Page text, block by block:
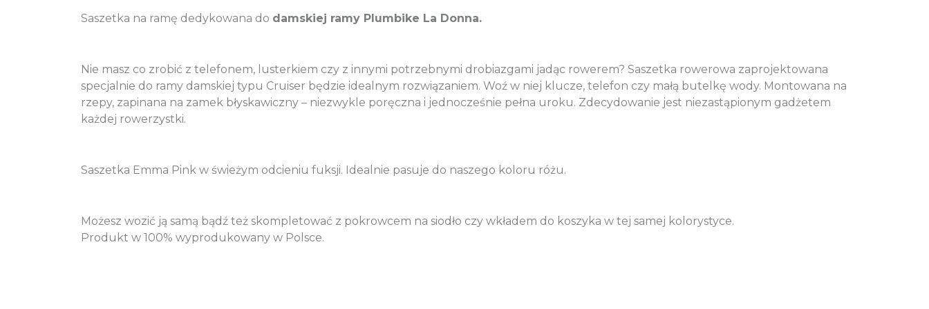
Saszetka na ramę dedykowana do damskiej ramy Plumbike La Donna.
Nie masz co zrobić z telefonem, lusterkiem czy z innymi potrzebnymi drobiazgami jadąc rowerem? Saszetka rowerowa zaprojektowana
specjalnie do ramy damskiej typu Cruiser będzie idealnym rozwiązaniem. Woź w niej klucze, telefon czy małą butelkę wody. Montowana na
rzepy, zapinana na zamek błyskawiczny – niezwykle poręczna i jednocześnie pełna uroku. Zdecydowanie jest niezastąpionym gadżetem
każdej rowerzystki.
Saszetka Emma Pink w świeżym odcieniu fuksji. Idealnie pasuje do naszego koloru różu.
Możesz wozić ją samą bądź też skompletować z pokrowcem na siodło czy wkładem do koszyka w tej samej kolorystyce.
Produkt w 100% wyprodukowany w Polsce.